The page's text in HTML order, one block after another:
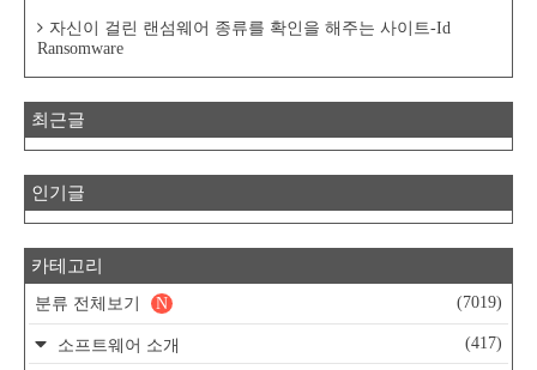
자신이 걸린 랜섬웨어 종류를 확인을 해주는 사이트-Id
Ransomware
최근글
인기글
카테고리
분류 전체보기 (7019)
N
소프트웨어 소개 (417)